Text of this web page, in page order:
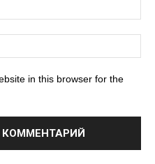
in this browser for the